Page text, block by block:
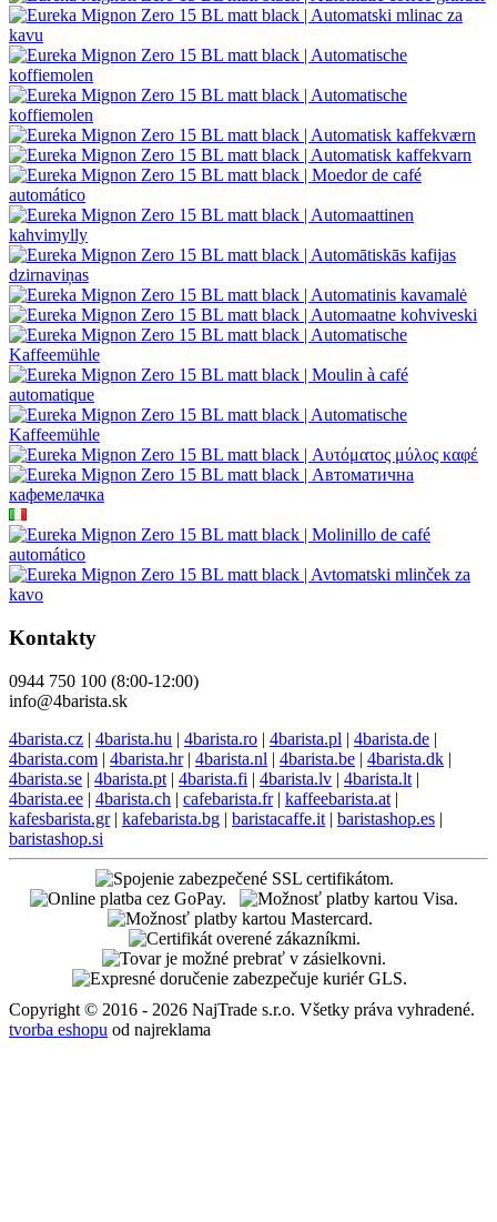
Kontakty
0944 750 100 (8:00-12:00)
info@4barista.sk
4barista.cz | 4barista.hu | 4barista.ro | 4barista.pl | 4barista.de |
4barista.com | 4barista.hr| 4barista.nl | 4barista.be | 4barista.dk |
4barista.se | 4barista.pt | 4barista.fi | 4barista.lv | 4barista.lt |
4barista.ee | 4barista.ch | cafebarista.fr| kaffeebarista.at |
kafesbarista.gr| kafebarista.bg | baristacaffe.it | baristashop.es |
baristashop.si
Copyright © 2016 - 2026 NajTrade s.r.o. Všetky práva vyhradené.
tvorba eshopu od najreklama